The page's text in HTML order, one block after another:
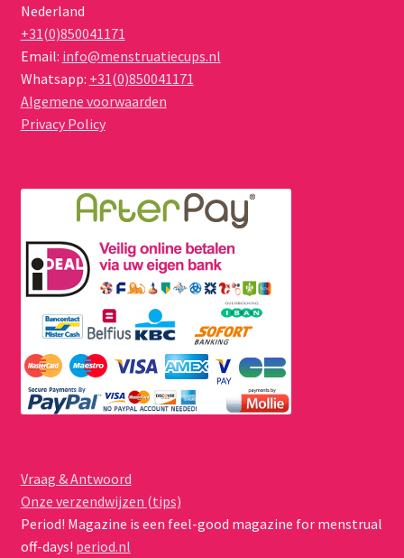
Nederland
+31(0)850041171
Email: info@menstruatiecups.nl
Whatsapp: +31(0)850041171
Algemene voorwaarden
Privacy Policy
Vraag & Antwoord
Onze verzendwijzen (tips)
Period! Magazine is een feel-good magazine for menstrual
off-days! period.nl